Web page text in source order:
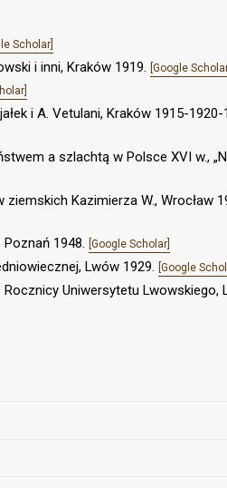
Scholar]
i inni, Kraków 1919. [Google
i A. Vetulani, Kraków 1915-1920-
a szlachtą w Polsce XVI w.,
Kazimierza W., Wrocław
1948. [Google Scholar]
Lwów 1929. [Google
Uniwersytetu Lwowskiego,